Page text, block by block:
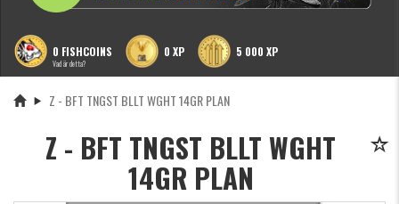
0 FISHCOINS
Vad är detta?
0 XP 5 000 XP
Z - BFT TNGST BLLT WGHT 14GR PLAN
Z - BFT TNGST BLLT WGHT
14GR PLAN